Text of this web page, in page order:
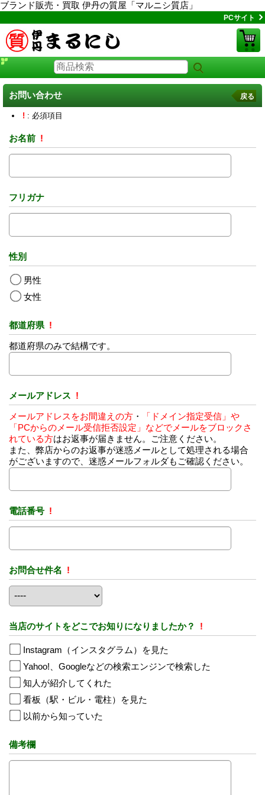
ブランド販売・買取 伊丹の質屋「マルニシ質店」
PCサイト
お問い合わせ 戻る
! : 必須項目
お名前 !
フリガナ
性別
男性
女性
都道府県 !
都道府県のみで結構です。
メールアドレス !
メールアドレスをお間違えの方 ・
「ドメイン指定受信」や
「PCからのメール受信拒否設定」などでメールをブロックさ
れている方はお返事が届きません。ご注意ください。
また、弊店からのお返事が迷惑メールとして処理される場合
がございますので、迷惑メールフォルダもご確認ください。
電話番号 !
お問合せ件名 !
当店のサイトをどこでお知りになりましたか？ !
Instagram（インスタグラム）を見た
Yahoo!、Googleなどの検索エンジンで検索した
知人が紹介してくれた
看板（駅・ビル・電柱）を見た
以前から知っていた
備考欄